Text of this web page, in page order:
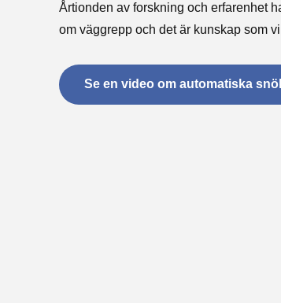
Årtionden av forskning och erfarenhet
om väggrepp och det är kunskap som
Se en video om automatiska